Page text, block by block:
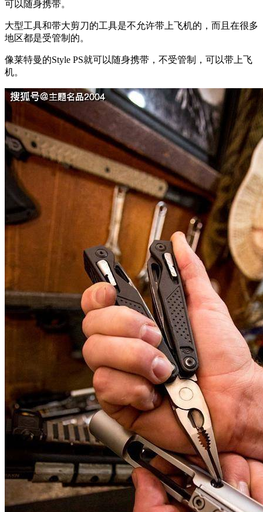
可以随身携带。
大型工具和带大剪刀的工具是不允许带上飞机的，而且在很多
地区都是受管制的。
像莱特曼的Style PS就可以随身携带，不受管制，可以带上飞
机。